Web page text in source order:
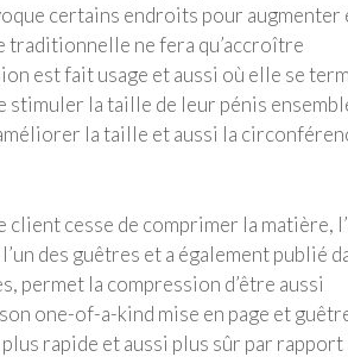
certains endroits pour augmenter
traditionnelle ne fera qu’accroître
est fait usage et aussi où elle se
stimuler la taille de leur pénis
la taille et aussi la
cesse de comprimer la matière,
des guêtres et a également publié
permet la compression d’être aussi
one-of-a-kind mise en page et
rapide et aussi plus sûr par rapport